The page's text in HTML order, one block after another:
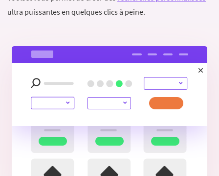
ultra puissantes en quelques clics à peine.